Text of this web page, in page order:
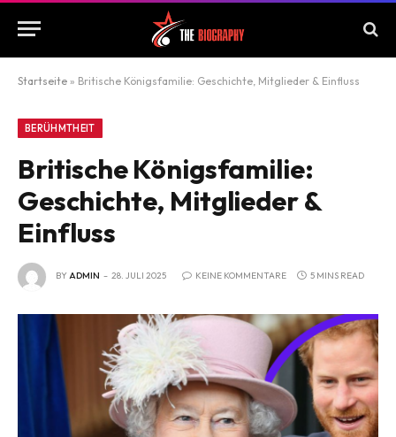
Startseite » Britische Königsfamilie: Geschichte, Mitglieder & Einfluss
BERÜHMTHEIT
Britische Königsfamilie:
Geschichte, Mitglieder &
Einfluss
BYADMIN 28. JULI 2025 KEINE KOMMENTARE 5 MINS READ